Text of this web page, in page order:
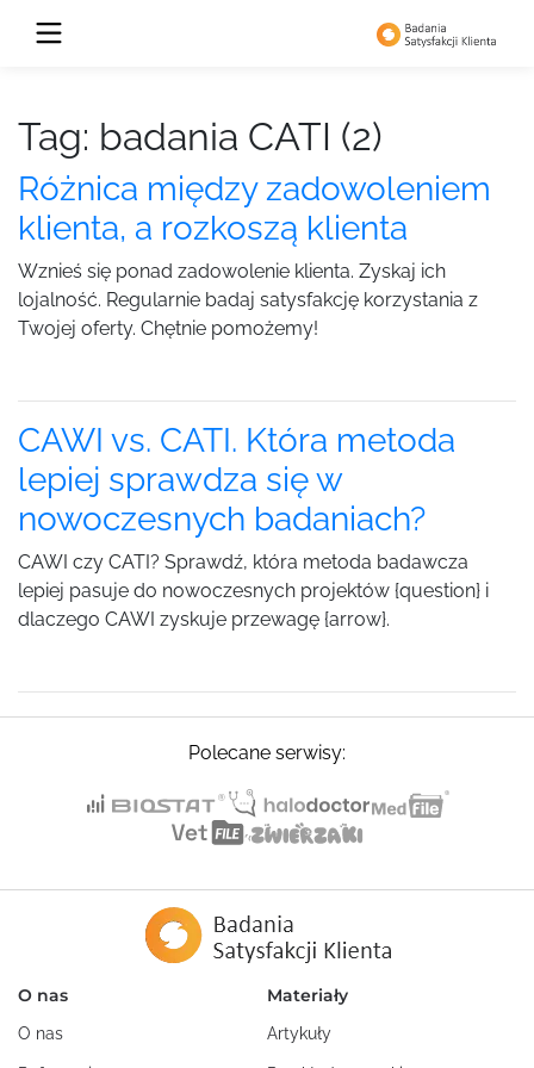
Tag: badania CATI (2)
Różnica między zadowoleniem
klienta, a rozkoszą klienta
Wznieś się ponad zadowolenie klienta. Zyskaj ich
lojalność. Regularnie badaj satysfakcję korzystania z
Twojej oferty. Chętnie pomożemy!
CAWI vs. CATI. Która metoda
lepiej sprawdza się w
nowoczesnych badaniach?
CAWI czy CATI? Sprawdź, która metoda badawcza
lepiej pasuje do nowoczesnych projektów {question} i
dlaczego CAWI zyskuje przewagę {arrow}.
Polecane serwisy:
O nas
O nas
Materiały
Artykuły